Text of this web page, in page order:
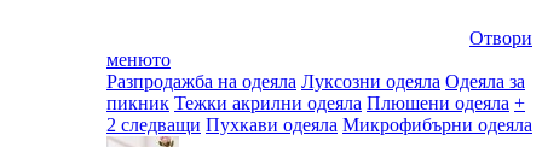
Отвори
менюто
Разпродажба на одеяла Луксозни одеяла Одеяла за
пикник Тежки акрилни одеяла Плюшени одеяла +
2 следващи Пухкави одеяла Микрофибърни одеяла